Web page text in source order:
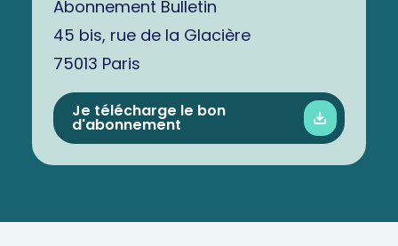
Abonnement Bulletin
45 bis, rue de la Glacière
75013 Paris
Je télécharge le bon
d'abonnement